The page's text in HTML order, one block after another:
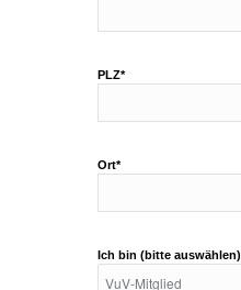
PLZ*
Ort*
Ich bin (bitte auswählen)